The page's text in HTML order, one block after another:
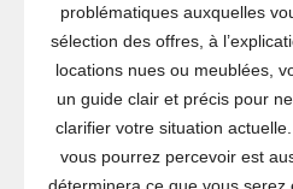
problématiques auxquelles
sélection des offres, à
locations nues ou meublées,
un guide clair et précis pour
clarifier votre situation
vous pourrez percevoir est